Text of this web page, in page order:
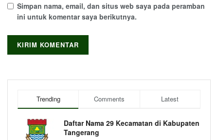
Simpan nama, email, dan situs web saya pada peramban
ini untuk komentar saya berikutnya.
Trending Comments Latest
Daftar Nama 29 Kecamatan di Kabupaten
Tangerang